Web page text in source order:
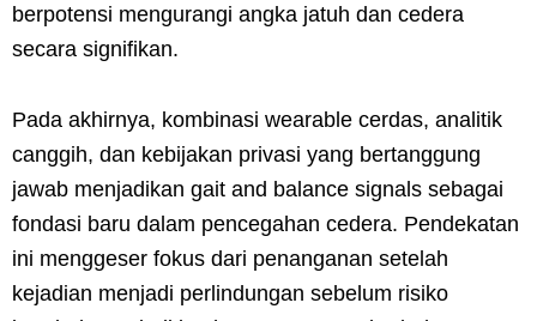
berpotensi mengurangi angka jatuh dan cedera
secara signifikan.
Pada akhirnya, kombinasi wearable cerdas, analitik
canggih, dan kebijakan privasi yang bertanggung
jawab menjadikan gait and balance signals sebagai
fondasi baru dalam pencegahan cedera. Pendekatan
ini menggeser fokus dari penanganan setelah
kejadian menjadi perlindungan sebelum risiko